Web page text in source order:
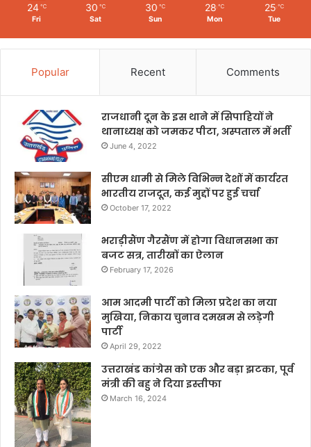
24 ℃
Fri
30 ℃
Sat
30 ℃
Sun
28 ℃
Mon
25 ℃
Tue
Popular Recent Comments
राजधानी दून के इस थाने में सिपाहियों ने
थानाध्यक्ष को जमकर पीटा, अस्पताल में भर्ती
June 4, 2022
सीएम धामी से मिले विभिन्न देशों में कार्यरत
भारतीय राजदूत, कई मुद्दों पर हुई चर्चा
October 17, 2022
भराड़ीसैंण गैरसैंण में होगा विधानसभा का
बजट सत्र, तारीखों का ऐलान
February 17, 2026
आम आदमी पार्टी को मिला प्रदेश का नया
मुखिया, निकाय चुनाव दमखम से लड़ेगी
पार्टी
April 29, 2022
उत्तराखंड कांग्रेस को एक और बड़ा झटका, पूर्व
मंत्री की बहु ने दिया इस्तीफा
March 16, 2024